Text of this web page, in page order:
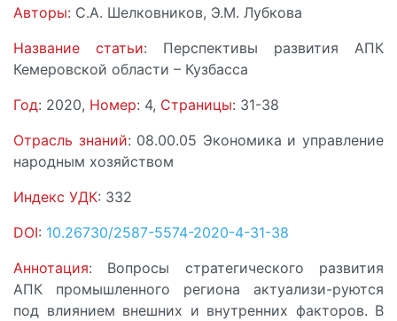
Авторы: С.А. Шелковников, Э.М. Лубкова
Название статьи: Перспективы развития АПК
Кемеровской области – Кузбасса
Год: 2020, Номер: 4, Страницы: 31-38
Отрасль знаний: 08.00.05 Экономика и управление
народным хозяйством
Индекс УДК: 332
DOI: 10.26730/2587-5574-2020-4-31-38
Аннотация: Вопросы стратегического развития
АПК промышленного региона актуализи-руются
под влиянием внешних и внутренних факторов. В